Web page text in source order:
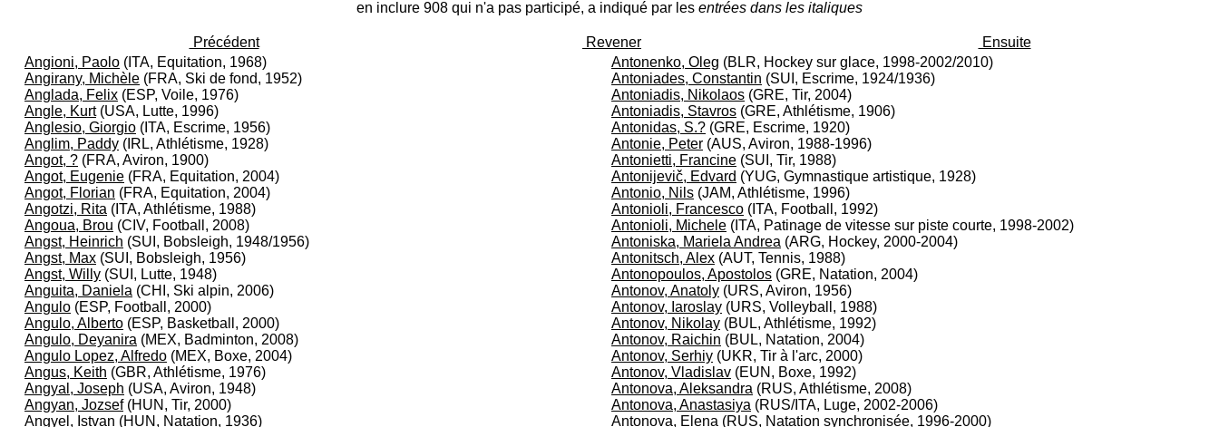
en inclure 908 qui n'a pas participé, a indiqué par les entrées dans les italiques
Précédent Revener
Ensuite
Angioni, Paolo (ITA, Equitation, 1968)
Angirany, Michèle (FRA, Ski de fond, 1952)
Anglada, Felix (ESP, Voile, 1976)
Angle, Kurt(USA, Lutte, 1996)
Anglesio, Giorgio (ITA, Escrime, 1956)
Anglim, Paddy (IRL, Athlétisme, 1928)
Angot, ? (FRA, Aviron, 1900)
Angot, Eugenie (FRA, Equitation, 2004)
Angot, Florian (FRA, Equitation, 2004)
Angotzi, Rita (ITA, Athlétisme, 1988)
Angoua, Brou (CIV, Football, 2008)
Angst, Heinrich (SUI, Bobsleigh, 1948/1956)
Angst, Max (SUI, Bobsleigh, 1956)
Angst, Willy (SUI, Lutte, 1948)
Anguita, Daniela (CHI, Ski alpin, 2006)
Angulo (ESP, Football, 2000)
Angulo, Alberto (ESP, Basketball, 2000)
Angulo, Deyanira (MEX, Badminton, 2008)
Angulo Lopez, Alfredo (MEX, Boxe, 2004)
Angus, Keith (GBR, Athlétisme, 1976)
Angyal, Joseph (USA, Aviron, 1948)
Angyan, Jozsef(HUN, Tir, 2000)
Angyel, Istvan (HUN, Natation, 1936)
Antonenko, Oleg (BLR, Hockey sur glace, 1998-2002/2010)
Antoniades, Constantin (SUI, Escrime, 1924/1936)
Antoniadis, Nikolaos (GRE, Tir, 2004)
Antoniadis, Stavros (GRE, Athlétisme, 1906)
Antonidas, S.? (GRE, Escrime, 1920)
Antonie, Peter (AUS, Aviron, 1988-1996)
Antonietti, Francine (SUI, Tir, 1988)
Antonijevič, Edvard (YUG, Gymnastique artistique, 1928)
Antonio, Nils (JAM, Athlétisme, 1996)
Antonioli, Francesco (ITA, Football, 1992)
Antonioli, Michele (ITA, Patinage de vitesse sur piste courte, 1998-2002)
Antoniska, Mariela Andrea (ARG, Hockey, 2000-2004)
Antonitsch, Alex (AUT, Tennis, 1988)
Antonopoulos, Apostolos (GRE, Natation, 2004)
Antonov, Anatoly (URS, Aviron, 1956)
Antonov, Iaroslay (URS, Volleyball, 1988)
Antonov, Nikolay (BUL, Athlétisme, 1992)
Antonov, Raichin (BUL, Natation, 2004)
Antonov, Serhiy (UKR, Tir à l'arc, 2000)
Antonov, Vladislav (EUN, Boxe, 1992)
Antonova, Aleksandra (RUS, Athlétisme, 2008)
Antonova, Anastasiya (RUS/ITA, Luge, 2002-2006)
Antonova, Elena (RUS, Natation synchronisée, 1996-2000)